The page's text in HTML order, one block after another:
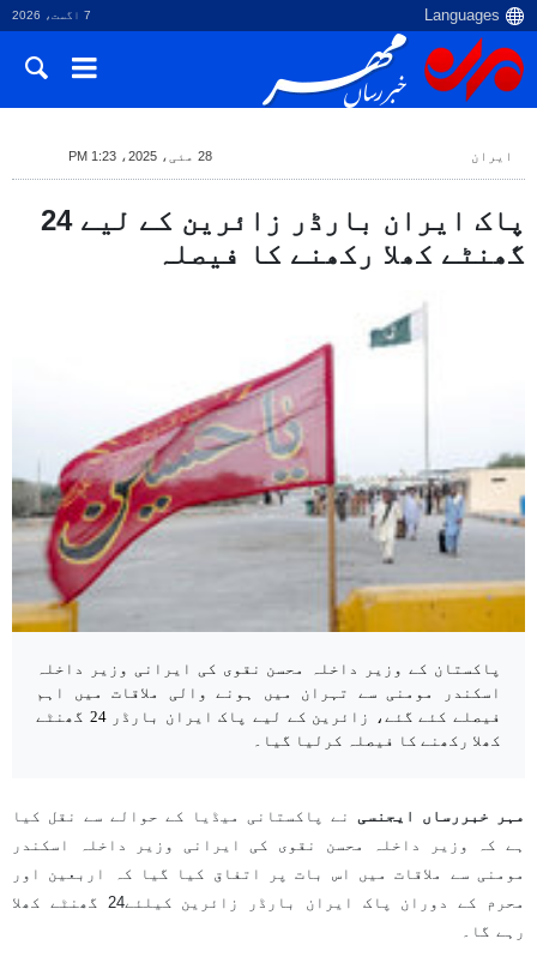
7 اگست، 2026
ایران 28 مئی، 2025، 1:23 PM
پاک ایران بارڈر زائرین کے لیے 24
گھنٹے کھلا رکھنے کا فیصلہ
پاکستان کے وزیر داخلہ محسن نقوی کی ایرانی وزیر داخلہ
اسکندر مومنی سے تہران میں ہونے والی ملاقات میں اہم
فیصلے کئے گئے، زائرین کے لیے پاک ایران بارڈر 24 گھنٹے
کھلا رکھنے کا فیصلہ کرلیا گیا۔
مہر خبررساں ایجنسی نے پاکستانی میڈیا کے حوالے سے نقل کیا
ہے کہ وزیر داخلہ محسن نقوی کی ایرانی وزیر داخلہ اسکندر
مومنی سے ملاقات میں اس بات پر اتفاق کیا گیا کہ اربعین اور
محرم کے دوران پاک ایران بارڈر زائرین کیلئے24 گھنٹے کھلا
رہے گا۔